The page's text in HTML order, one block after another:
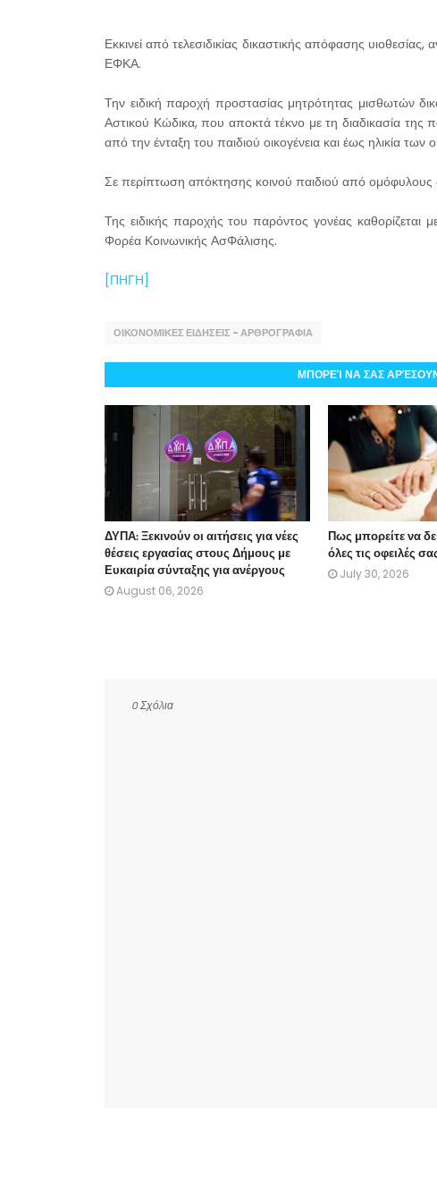
Εκκινεί από τελεσιδικίας δικαστικής απόφασης
ΕΦΚΑ.
Την ειδική παροχή προστασίας μητρότητας μισθωτών
Αστικού Κώδικα, που αποκτά τέκνο με τη διαδικασία της
από την ένταξη του παιδιού οικογένεια και έως ηλικία
Σε περίπτωση απόκτησης κοινού παιδιού από ομόφυλους
Της ειδικής παροχής του παρόντος γονέας
Φορέα Κοινωνικής ΑσΦάλισης.
[ΠΗΓΗ]
ΟΙΚΟΝΟΜΙΚΕΣ ΕΙΔΗΣΕΙΣ - ΑΡΘΡΟΓΡΑΦΙΑ
ΜΠΟΡΕΊ ΝΑ ΣΑΣ
ΔΥΠΑ: Ξεκινούν οι αιτήσεις για νέες
θέσεις εργασίας στους Δήμους με
Ευκαιρία σύνταξης για ανέργους
August 06, 2026
Πως μπορείτε να
όλες τις οφειλές
July 30, 2026
0 Σχόλια